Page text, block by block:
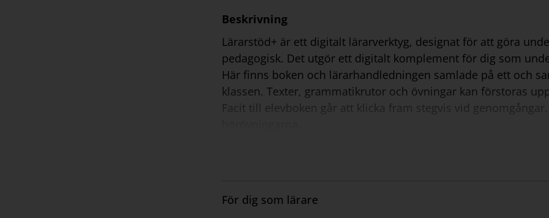
Beskrivning
Lärarstöd+ är ett digitalt lärarverktyg, designat för att göra
pedagogisk. Det utgör ett digitalt komplement för dig som
Här finns boken och lärarhandledningen samlade på ett och
klassen. Texter, grammatikrutor och övningar kan förstoras
Facit till elevboken går att klicka fram stegvis vid
Direkt från Lärarstöd+ kan du även skriva ut
Kopieringsunderlag
För dig som lärare
Visa